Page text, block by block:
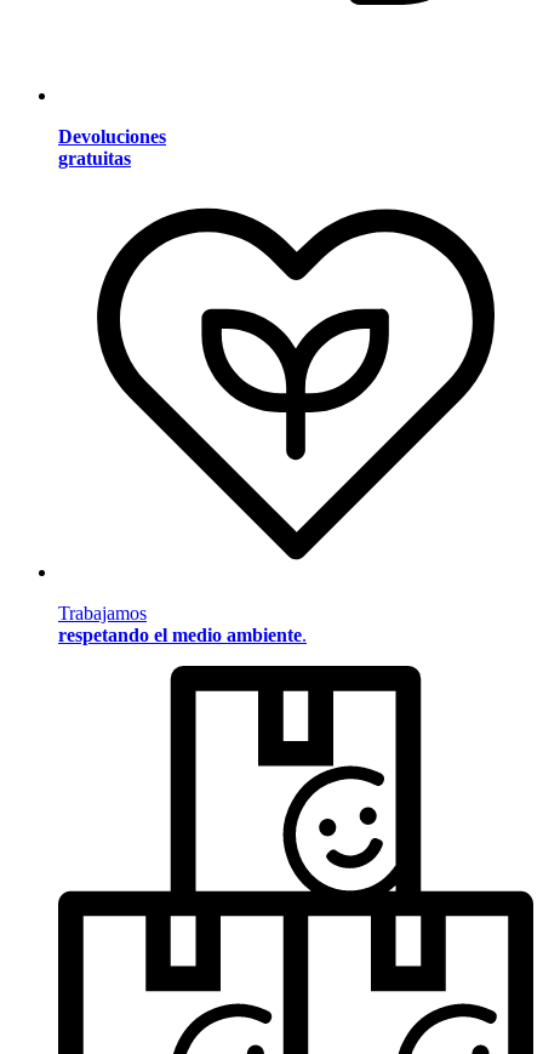
Devoluciones
gratuitas
Trabajamos
respetando el medio ambiente.